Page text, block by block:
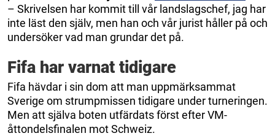
– Skrivelsen har kommit till vår landslagschef, jag har
inte läst den själv, men han och vår jurist håller på och
undersöker vad man grundar det på.
Fifa har varnat tidigare
Fifa hävdar i sin dom att man uppmärksammat
Sverige om strumpmissen tidigare under turneringen.
Men att själva boten utfärdats först efter VM-
åttondelsfinalen mot Schweiz.